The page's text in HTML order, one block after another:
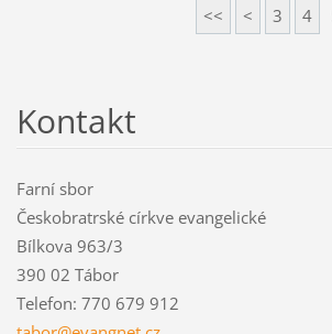
<< < 3 4
Kontakt
Farní sbor
Českobratrské církve evangelické
Bílkova 963/3
390 02 Tábor
Telefon: 770 679 912